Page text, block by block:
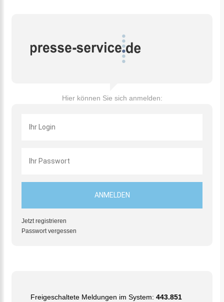
Hier können Sie sich anmelden:
Jetzt registrieren
Passwort vergessen
Freigeschaltete Meldungen im System: 443.851